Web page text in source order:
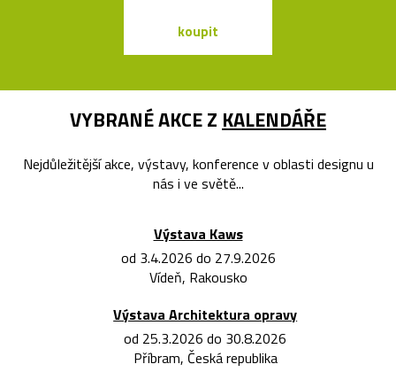
koupit
VYBRANÉ AKCE Z KALENDÁŘE
Nejdůležitější akce, výstavy, konference v oblasti designu u
nás i ve světě...
Výstava Kaws
od 3.4.2026 do 27.9.2026
Vídeň, Rakousko
Výstava Architektura opravy
od 25.3.2026 do 30.8.2026
Příbram, Česká republika